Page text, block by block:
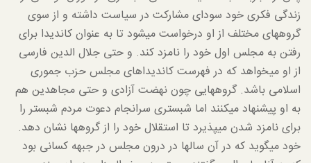
زندگی فکری خود سودای مشارکت در سیاست داشته و از سوی
گروه­های مختلف از او درخواست می­شود تا به عنوان کاندیدا برای
رفتن به مجلس اول خود را نامزد کند. و حتی جلال الدین فارسی
از او می­خواهد که در فهرست کاندیداهای مجلس حزب جموری
اسلامی باشد. گروه­هایی چون نهضت آزادی و حتی مجاهدین هم
به او پیشنهاد می­کنند اما شبستری سرانجام دعوت مردم شبستر را
برای نامزد شدن می­پذیرد تا استقلال خود را از گروه­ها نشان دهد.
خود می­گوید که در آن سال­ها در درون مجلس در جبهه کسانی بود